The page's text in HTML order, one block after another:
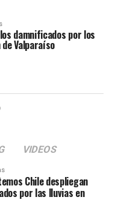
damnificados por los
Valparaíso
VIDEOS
Chile despliegan
por las lluvias en